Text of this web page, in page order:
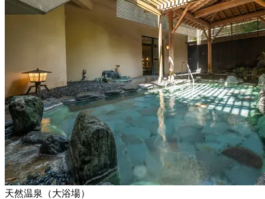
天然温泉（大浴場）